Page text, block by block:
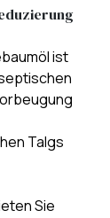
ist
Talgs
Sie